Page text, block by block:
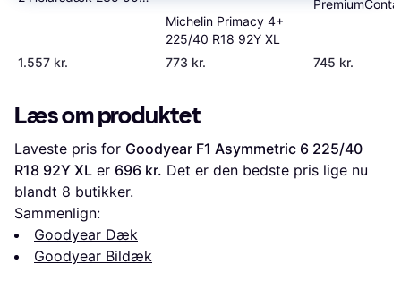
1.557 kr.
Michelin Primacy 4+
225/40 R18 92Y XL
773 kr.
745 kr.
Læs om produktet
Laveste pris for Goodyear F1 Asymmetric 6 225/40
R18 92Y XL er 696 kr. Det er den bedste pris lige nu
blandt 8 butikker.
Sammenlign:
Goodyear Dæk
Goodyear Bildæk